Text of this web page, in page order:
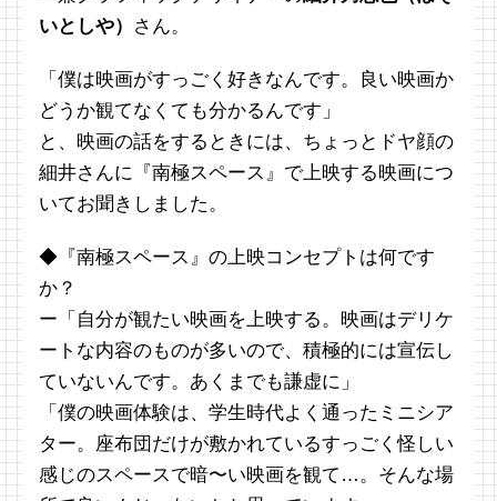
いとしや）
さん。
「僕は映画がすっごく好きなんです。良い映画か
どうか観てなくても分かるんです」
と、映画の話をするときには、ちょっとドヤ顔の
細井さんに『南極スペース』で上映する映画につ
いてお聞きしました。
◆『南極スペース』の上映コンセプトは何です
か？
ー「自分が観たい映画を上映する。映画はデリケ
ートな内容のものが多いので、積極的には宣伝し
ていないんです。あくまでも謙虚に」
「僕の映画体験は、学生時代よく通ったミニシア
ター。座布団だけが敷かれているすっごく怪しい
感じのスペースで暗〜い映画を観て…。そんな場